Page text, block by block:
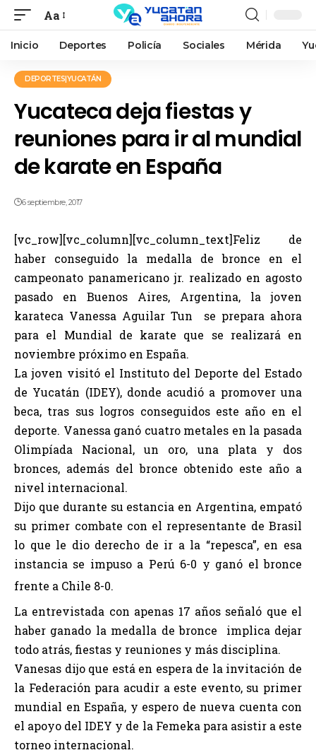
Aa
Inicio Deportes Policía Sociales Mérida
DEPORTES|YUCATÁN
Yucateca deja fiestas y
reuniones para ir al mundial
de karate en España
6 septiembre, 2017
[vc_row][vc_column][vc_column_text]Feliz de
haber conseguido la medalla de bronce en el
campeonato panamericano jr. realizado en agosto
pasado en Buenos Aires, Argentina, la joven
karateca Vanessa Aguilar Tun se prepara ahora
para el Mundial de karate que se realizará en
noviembre próximo en España.
La joven visitó el Instituto del Deporte del Estado
de Yucatán (IDEY), donde acudió a promover una
beca, tras sus logros conseguidos este año en el
deporte. Vanessa ganó cuatro metales en la pasada
Olimpíada Nacional, un oro, una plata y dos
bronces, además del bronce obtenido este año a
nivel internacional.
Dijo que durante su estancia en Argentina, empató
su primer combate con el representante de Brasil
lo que le dio derecho de ir a la “repesca”, en esa
instancia se impuso a Perú 6-0 y ganó el bronce
frente a Chile 8-0.
La entrevistada con apenas 17 años señaló que el
haber ganado la medalla de bronce implica dejar
todo atrás, fiestas y reuniones y más disciplina.
Vanesas dijo que está en espera de la invitación de
la Federación para acudir a este evento, su primer
mundial en España, y espero de nueva cuenta con
el apoyo del IDEY y de la Femeka para asistir a este
torneo internacional.